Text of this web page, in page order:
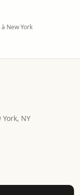
New York
York, NY